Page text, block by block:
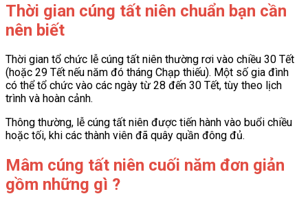
Thời gian cúng tất niên chuẩn bạn cần
nên biết
Thời gian tổ chức lễ cúng tất niên thường rơi vào chiều 30 Tết
(hoặc 29 Tết nếu năm đó tháng Chạp thiếu). Một số gia đình
có thể tổ chức vào các ngày từ 28 đến 30 Tết, tùy theo lịch
trình và hoàn cảnh.
Thông thường, lễ cúng tất niên được tiến hành vào buổi chiều
hoặc tối, khi các thành viên đã quây quần đông đủ.
Mâm cúng tất niên cuối năm đơn giản
gồm những gì ?